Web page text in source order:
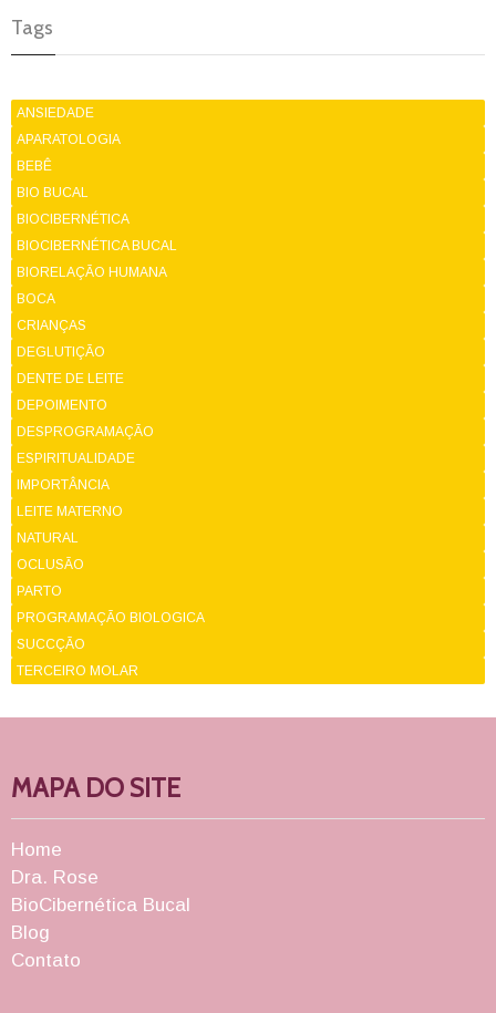
Tags
ANSIEDADE
APARATOLOGIA
BEBÊ
BIO BUCAL
BIOCIBERNÉTICA
BIOCIBERNÉTICA BUCAL
BIORELAÇÃO HUMANA
BOCA
CRIANÇAS
DEGLUTIÇÃO
DENTE DE LEITE
DEPOIMENTO
DESPROGRAMAÇÃO
ESPIRITUALIDADE
IMPORTÂNCIA
LEITE MATERNO
NATURAL
OCLUSÃO
PARTO
PROGRAMAÇÃO BIOLOGICA
SUCCÇÃO
TERCEIRO MOLAR
MAPA DO SITE
Home
Dra. Rose
BioCibernética Bucal
Blog
Contato